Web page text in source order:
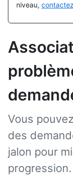
niveau,
Vous
des
jalon pour
progression.